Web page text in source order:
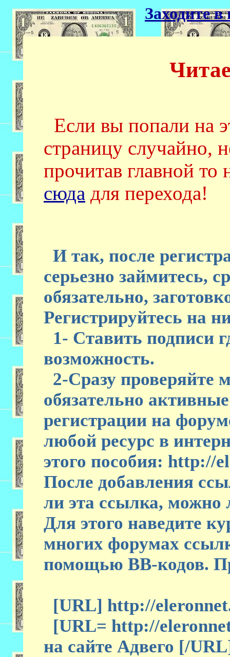
Заходите в
Если вы попали на
страницу случайно,
прочитав главной то
сюда для перехода!
И так, после
серьезно займитесь,
обязательно,
Регистрируйтесь на
1- Ставить подписи
возможность.
2-Сразу проверяйте
обязательно
регистрации на
любой ресурс в
этого пособия: http://
После добавления
ли эта ссылка, можно
Для этого наведите
многих форумах
помощью ВВ-кодов.
[URL] http://
[URL= http://
на сайте Адвего [/